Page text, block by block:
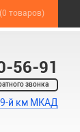
(0 товаров)
56-91
звонка
й км МКАД